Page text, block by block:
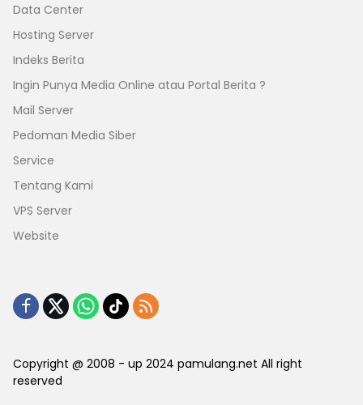
Data Center
Hosting Server
Indeks Berita
Ingin Punya Media Online atau Portal Berita ?
Mail Server
Pedoman Media Siber
Service
Tentang Kami
VPS Server
Website
Copyright @ 2008 - up 2024 pamulang.net All right
reserved